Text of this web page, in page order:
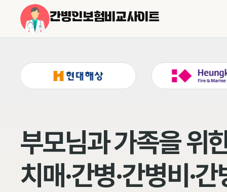
간병인보험비교사이트
부모님과 가족을 위
치매·간병·간병비·